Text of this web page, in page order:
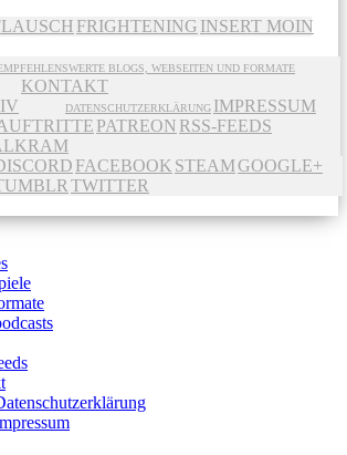
FRIGHTENING INSERT MOIN
BLOGS, WEBSEITEN UND FORMATE
KONTAKT
DATENSCHUTZERKLÄRUNG IMPRESSUM
PATREON RSS-FEEDS
FACEBOOK STEAMGOOGLE+
TWITTER